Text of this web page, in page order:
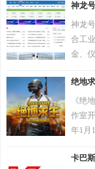
神龙号
神龙
合工
金、
品信
排行
企业
务，
绝地
《绝
作室
年1月
资源
卡巴